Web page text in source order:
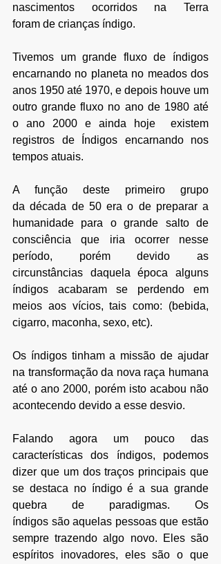
nascimentos ocorridos na Terra
foram de crianças índigo.
Tivemos um grande fluxo de índigos
encarnando no planeta no meados dos
anos 1950 até 1970, e depois houve um
outro grande fluxo no ano de 1980 até
o ano 2000 e ainda hoje  existem
registros de Índigos encarnando nos
tempos atuais.
A função deste primeiro grupo
da década de 50 era o de preparar a
humanidade para o grande salto de
consciência que iria ocorrer nesse
período, porém devido as
circunstâncias daquela época alguns
índigos acabaram se perdendo em
meios aos vícios, tais como: (bebida,
cigarro, maconha, sexo, etc).
Os índigos tinham a missão de ajudar
na transformação da nova raça humana
até o ano 2000, porém isto acabou não
acontecendo devido a esse desvio.
Falando agora um pouco das
características dos índigos, podemos
dizer que um dos traços principais que
se destaca no índigo é a sua grande
quebra de paradigmas. Os
índigos são aquelas pessoas que estão
sempre trazendo algo novo.
Eles são
espíritos inovadores, eles são o que